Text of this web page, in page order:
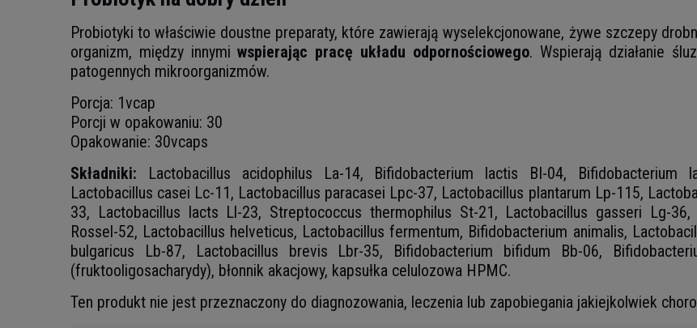
Probiotyki to właściwie doustne preparaty, które zawierają wyselekcjonowane, żywe szczepy
organizm, między innymiwspierając pracę układu odpornościowego. Wspierają działanie
patogennych mikroorganizmów.
Porcja: 1vcap
Porcji w opakowaniu: 30
Opakowanie: 30vcaps
Składniki: Lactobacillus acidophilus La-14, Bifidobacterium lactis BI-04, Bifidobacterium
Lactobacillus casei Lc-11, Lactobacillus paracasei Lpc-37, Lactobacillus plantarum Lp-115,
33, Lactobacillus lacts Ll-23, Streptococcus thermophilus St-21, Lactobacillus gasseri Lg-
Rossel-52, Lactobacillus helveticus, Lactobacillus fermentum, Bifidobacterium animalis,
bulgaricus Lb-87, Lactobacillus brevis Lbr-35, Bifidobacterium bifidum Bb-06,
(fruktooligosacharydy), błonnik akacjowy, kapsułka celulozowa HPMC.
Ten produkt nie jest przeznaczony do diagnozowania, leczenia lub zapobiegania jakiejkolwiek